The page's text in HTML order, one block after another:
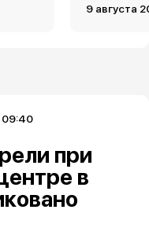
9 августа
09:40
при
в